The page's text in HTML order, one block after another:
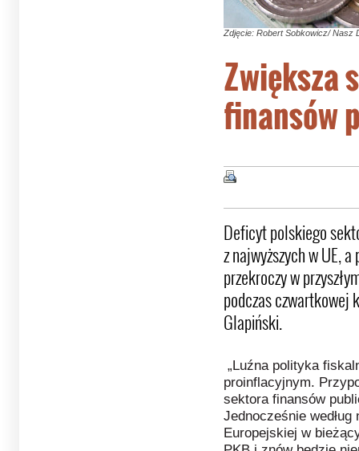
Zdjęcie: Robert Sobkowicz/ Nasz
Zwiększa
finansów
Deficyt polskiego
z najwyższych w UE,
przekroczy w
podczas czwartkowej
Glapiński.
„Luźna polityka
proinflacyjnym.
sektora finansów
Jednocześnie
Europejskiej w